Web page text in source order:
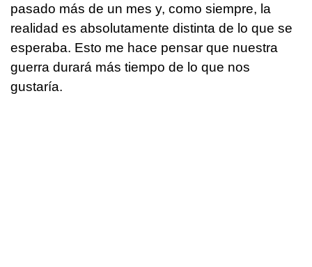
pasado más de un mes y, como siempre, la
realidad es absolutamente distinta de lo que se
esperaba. Esto me hace pensar que nuestra
guerra durará más tiempo de lo que nos
gustaría.